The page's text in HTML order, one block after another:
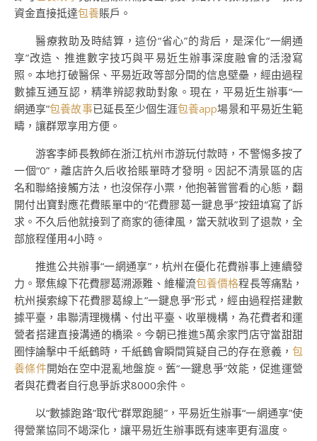
資金直接抵達包養賬戶。
醫療救助及時結算，這份“省心”的背后，是深化“一網通
享”改造、推進數字技巧與平易近生辦事深度融會的活潑寫
照。本地打破醫保、平易近政等部分間的信息壁壘，經由過程
數據互通互認，精準辨認救助對象。現在，平易近生辦事“一
網通享”包養故事已延長至少個生涯包養app場景和平易近生範
疇，讓群眾享用方便。
游客李師長教師在浙江杭州市游玩付款時，不警惕多按了
一個“0”，離店許久后收拾賬單時才發明。因記不清景區的店
名和聯絡接觸方法，也沒保存小票，他抱著嘗嘗看的心態，翻
開付出寶對應花費賬單中的“花費膠葛一鍵息爭”按鈕填寫了訴
求。不久后他就接到了商家的德律風，當天就收到了退款，全
部旅程僅用4小時。
推進公共辦事“一網通享”，杭州在優化花費辦事上連續發
力。聚焦線下花費膠葛溯源難、維權流包養價格程長等痛點，
杭州摸索線下花費膠葛線上“一鍵息爭”形式，經由過程搭建數
據平臺，串聯清理機構、付出平臺、收單機構，為花費者和運
營者搭建直接溝通的橋梁。今朝已推進5萬余家門店守當甜甜
圈悖論擊中千紙鶴時，千紙鶴會瞬間質疑自己的存在意義， 包
養條件開始在空中混亂地盤旋。舊“一鍵息爭”效能，促進運營
者與花費者自行息爭訴求8000余件。
以“數據跑路”取代“群眾跑腿”，平易近生辦事“一網通享”使
得營業協同不竭深化，讓平易近生辦事既有速率更有溫度。